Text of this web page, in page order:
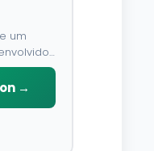
um
e
veiculo.
pode
→